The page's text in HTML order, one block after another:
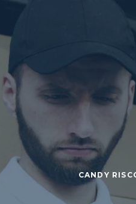
CANDY